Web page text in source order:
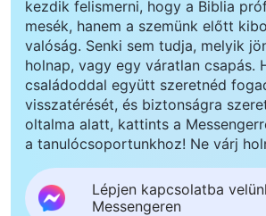
kezdik felismerni, hogy a Biblia
mesék, hanem a szemünk előtt
valóság. Senki sem tudja, melyik
holnap, vagy egy váratlan csapás.
családoddal együtt szeretnéd
visszatérését, és biztonságra
oltalma alatt, kattints a
a tanulócsoportunkhoz! Ne várj
Lépjen kapcsolatba
Messengeren